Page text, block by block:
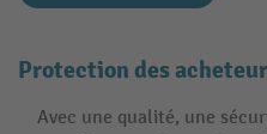
Protection des
Avec une qualité, une